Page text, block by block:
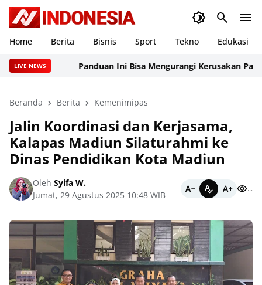
Home Berita Bisnis Sport Tekno Edukasi
LIVE NEWS Panduan Ini Bisa Mengurangi Kerusakan Pada
Beranda Berita Kemenimipas
Jalin Koordinasi dan Kerjasama,
Kalapas Madiun Silaturahmi ke
Dinas Pendidikan Kota Madiun
Oleh Syifa W.
Jumat, 29 Agustus 2025 10:48 WIB
...